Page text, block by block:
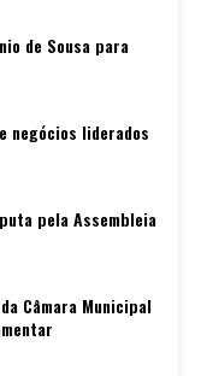
de Sousa para
negócios liderados
pela Assembleia
Câmara Municipal